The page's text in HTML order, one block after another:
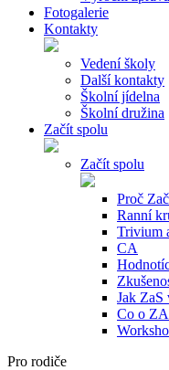
Fotogalerie
Kontakty
Vedení školy
Další kontakty
Školní jídelna
Školní družina
Začít spolu
Začít spolu
Proč
Ranní
Trivium
CA
Jak ZaS
Co o
Pro rodiče